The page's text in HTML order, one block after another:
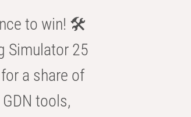
to win! 🛠️
Simulator 25
a share of
tools,